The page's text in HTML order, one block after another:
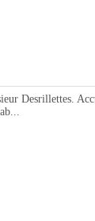
Desrillettes.